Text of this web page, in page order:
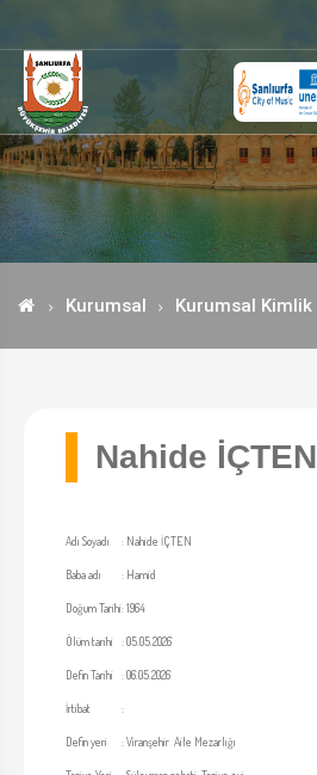
Kurumsal Kurumsal Kimlik
Nahide İÇTEN
Adı Soyadı : Nahide İÇTEN
Baba adı : Hamid
Doğum Tarihi:1964
Ölüm tarihi :05.05.2026
Defin Tarihi :06.05.2026
İrtibat :
Defin yeri :Viranşehir Aile Mezarlığı